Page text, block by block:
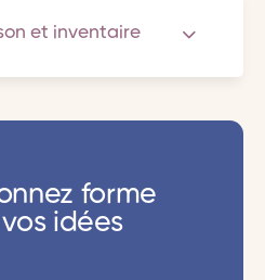
et inventaire
forme
idées